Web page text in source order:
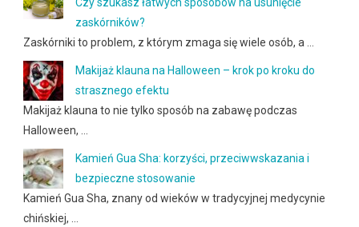
zaskórników?
Zaskórniki to problem, z którym zmaga się wiele osób, a …
Makijaż klauna na Halloween – krok po kroku do
strasznego efektu
Makijaż klauna to nie tylko sposób na zabawę podczas
Halloween, …
Kamień Gua Sha: korzyści, przeciwwskazania i
bezpieczne stosowanie
Kamień Gua Sha, znany od wieków w tradycyjnej medycynie
chińskiej, …